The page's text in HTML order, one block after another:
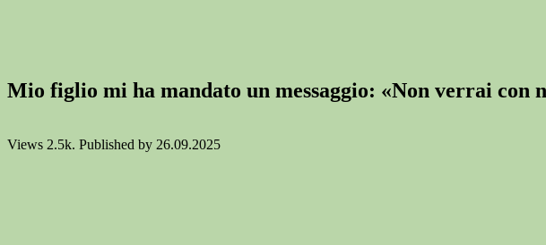
Mio figlio mi ha mandato un messaggio: «Non verrai con
Views 2.5k. Published by 26.09.2025